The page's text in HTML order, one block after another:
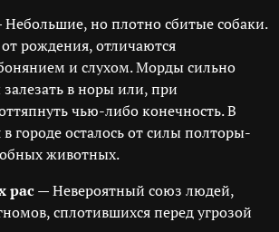
но плотно сбитые собаки.
рождения, отличаются
и слухом. Морды сильно
в норы или, при
чью-либо конечность. В
городе осталось от силы полторы-
животных.
рас— Невероятный союз людей,
сплотившихся перед угрозой